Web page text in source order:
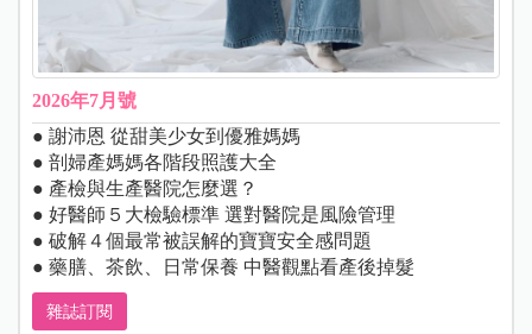
2026年7月號
● 謝沛恩 從甜美少女到優雅媽媽
● 剖婦產媽媽各階段照護大全
● 產檢與生產醫院怎麼選？
● 好醫師５大檢驗標準 選對醫院是風險管理
● 破解４個最常被誤解的寶寶安全感問題
● 藥膳、茶飲、日常保養 中醫觀點看產後掉髮
雜誌訂閱